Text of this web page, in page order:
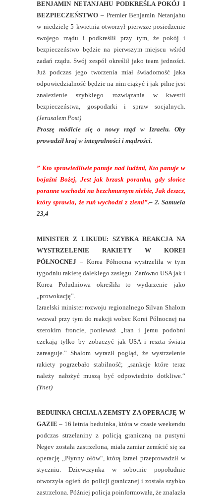
BENJAMIN NETANJAHU PODKREŚLA POKÓJ I
BEZPIECZEŃSTWO – Premier Benjamin Netanjahu
w niedzielę 5 kwietnia otworzył pierwsze posiedzenie
swojego rządu i podkreślił przy tym, że pokój i
bezpieczeństwo będzie na pierwszym miejscu wśród
zadań rządu. Swój zespół określił jako team jedności.
Już podczas jego tworzenia miał świadomość jaka
odpowiedzialność będzie na nim ciążyć i jak pilne jest
znalezienie szybkiego rozwiązania w kwestii
bezpieczeństwa, gospodarki i spraw socjalnych.
(Jerusalem Post)
Proszę módlcie się o nowy rząd w Izraelu. Oby
prowadził kraj w integralności i mądrości.
” Kto sprawiedliwie panuje nad ludźmi, Kto panuje w
bojaźni Bożej, Jest jak brzask poranku, gdy słońce
poranne wschodzi na bezchmurnym niebie, Jak deszcz,
który sprawia, że ruń wychodzi z ziemi”.– 2. Samuela
23,4
MINISTER Z LIKUDU: SZYBKA REAKCJA NA
WYSTRZELENIE RAKIETY W KOREI
PÓŁNOCNEJ – Korea Północna wystrzeliła w tym
tygodniu rakietę dalekiego zasięgu. Zarówno USA jak i
Korea Południowa określiła to wydarzenie jako
„prowokację”.
Izraelski minister rozwoju regionalnego Silvan Shalom
wezwał przy tym do reakcji wobec Korei Północnej na
szerokim froncie, ponieważ „Iran i jemu podobni
czekają tylko by zobaczyć jak USA i reszta świata
zareaguje.” Shalom wyraził pogląd, że wystrzelenie
rakiety pogrzebało stabilność; „sankcje które teraz
należy nałożyć muszą być odpowiednio dotkliwe.“
(Ynet)
BEDUINKA CHCIAŁA ZEMSTY ZA OPERACJĘ W
GAZIE– 16 letnia beduinka, która w czasie weekendu
podczas strzelaniny z policją graniczną na pustyni
Negev została zastrzelona, miała zamiar zemścić się za
operację „Płynny ołów“, którą Izrael przeprowadził w
styczniu. Dziewczynka w sobotnie popołudnie
otworzyła ogień do policji granicznej i została szybko
zastrzelona. Później policja poinformowała, że znalazła